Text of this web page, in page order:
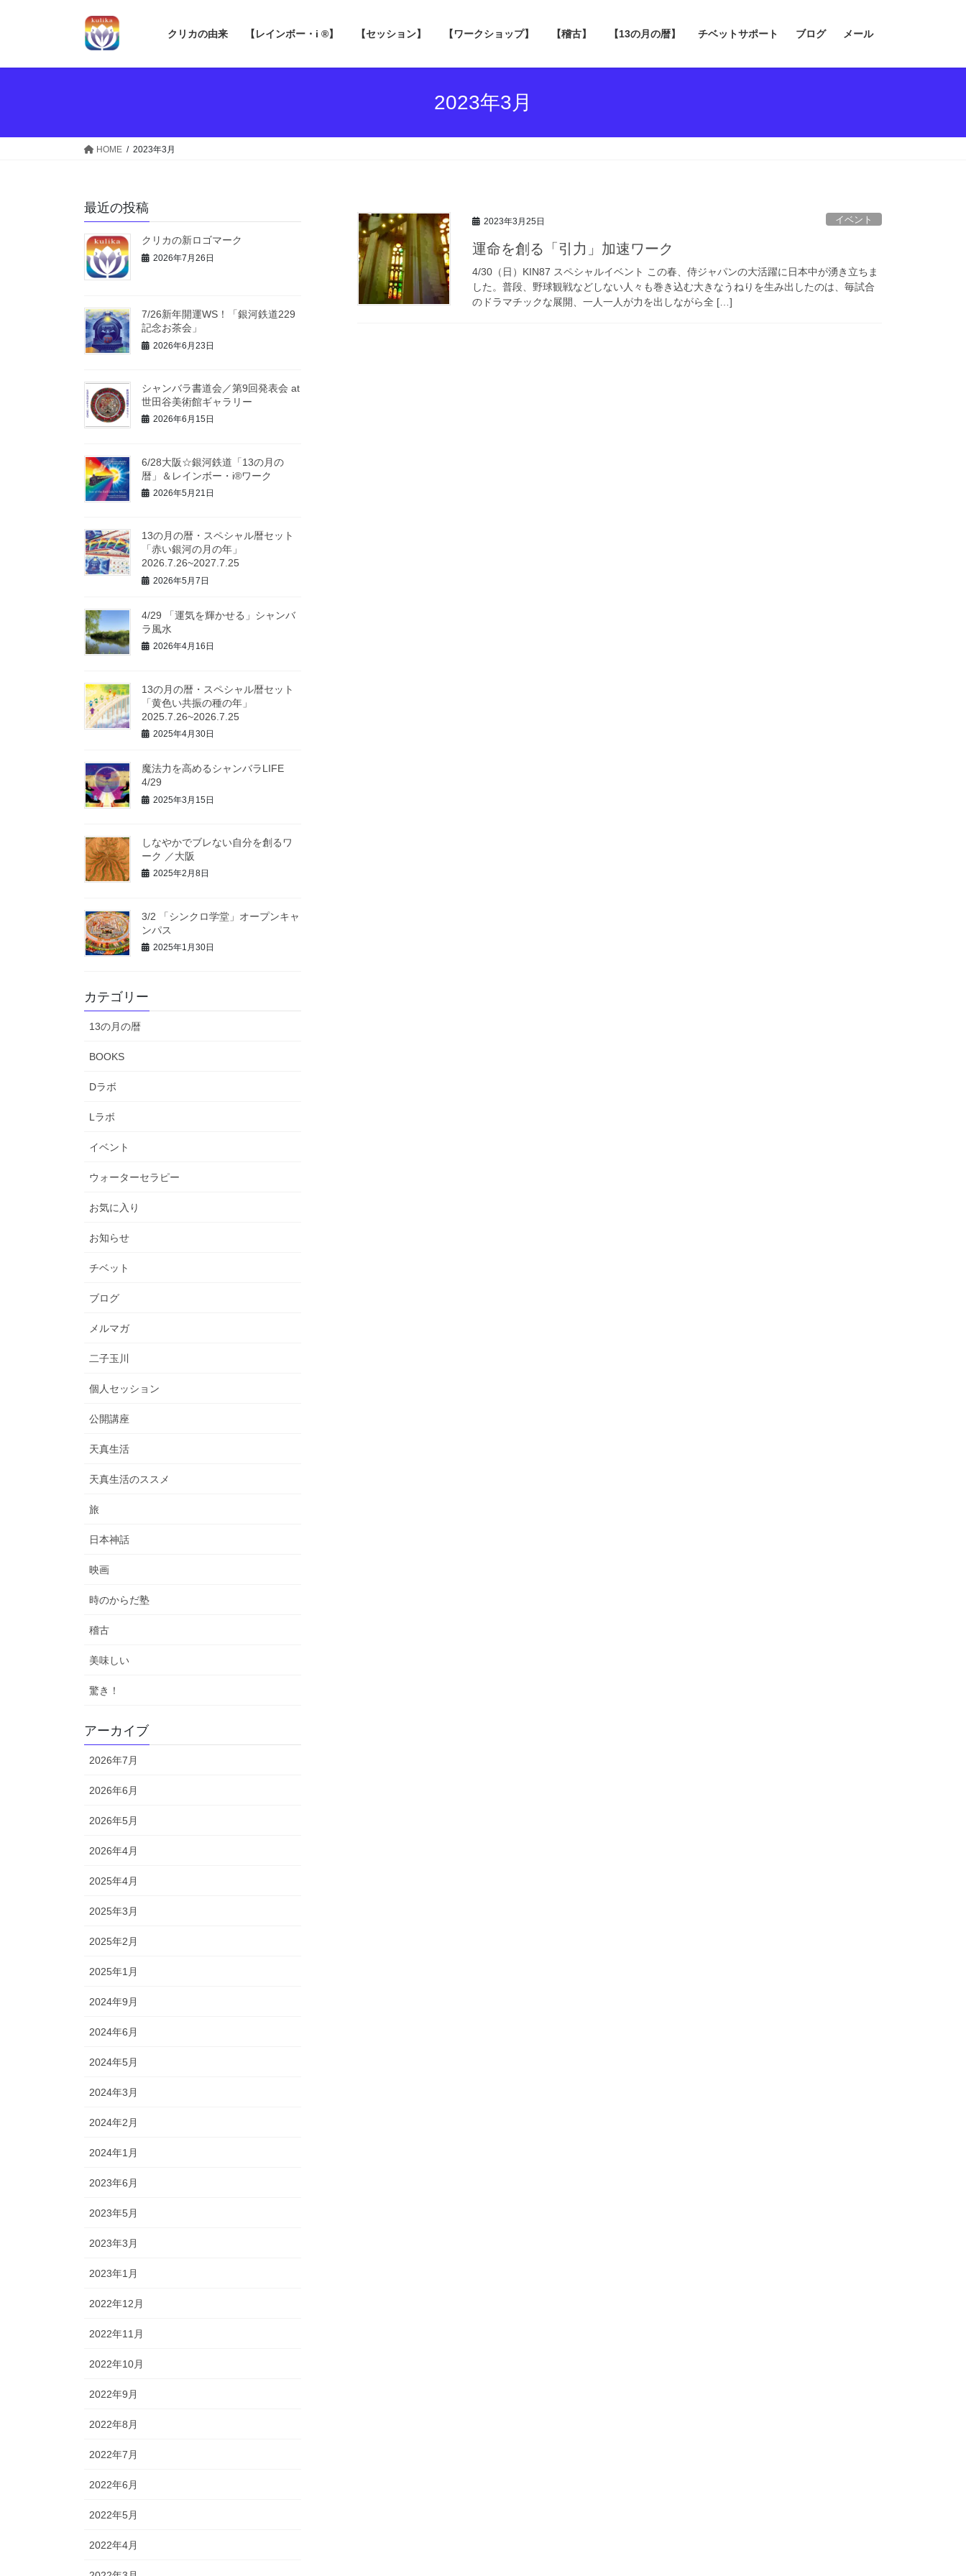
クリカの由来 【レインボー・i ®】 【セッション】 【ワークショップ】 【稽古】 【13の月の暦】 チベットサポート ブログ メール
2023年3月
HOME 2023年3月
2023年3月25日 イベント
運命を創る「引力」加速ワーク
4/30（日）KIN87 スペシャルイベント この春、侍ジャパンの大活躍に日本中が湧き立ちま
した。普段、野球観戦などしない人々も巻き込む大きなうねりを生み出したのは、毎試合
のドラマチックな展開、一人一人が力を出しながら全 […]
最近の投稿
クリカの新ロゴマーク
2026年7月26日
7/26新年開運WS！「銀河鉄道229
記念お茶会」
2026年6月23日
シャンバラ書道会／第9回発表会 at
世田谷美術館ギャラリー
2026年6月15日
6/28大阪☆銀河鉄道「13の月の
暦」＆レインボー・i®ワーク
2026年5月21日
13の月の暦・スペシャル暦セット
「赤い銀河の月の年」
2026.7.26~2027.7.25
2026年5月7日
4/29 「運気を輝かせる」シャンバ
ラ風水
2026年4月16日
13の月の暦・スペシャル暦セット
「黄色い共振の種の年」
2025.7.26~2026.7.25
2025年4月30日
魔法力を高めるシャンバラLIFE
4/29
2025年3月15日
しなやかでブレない自分を創るワ
ーク ／大阪
2025年2月8日
3/2 「シンクロ学堂」オープンキャ
ンパス
2025年1月30日
カテゴリー
13の月の暦
BOOKS
Dラボ
Lラボ
イベント
ウォーターセラピー
お気に入り
お知らせ
チベット
ブログ
メルマガ
二子玉川
個人セッション
公開講座
天真生活
天真生活のススメ
旅
日本神話
映画
時のからだ塾
稽古
美味しい
驚き！
アーカイブ
2026年7月
2026年6月
2026年5月
2026年4月
2025年4月
2025年3月
2025年2月
2025年1月
2024年9月
2024年6月
2024年5月
2024年3月
2024年2月
2024年1月
2023年6月
2023年5月
2023年3月
2023年1月
2022年12月
2022年11月
2022年10月
2022年9月
2022年8月
2022年7月
2022年6月
2022年5月
2022年4月